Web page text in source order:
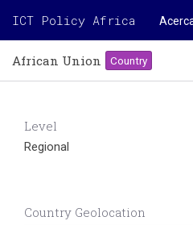
ICT Policy Africa
African Union Country
Level
Regional
Country Geolocation